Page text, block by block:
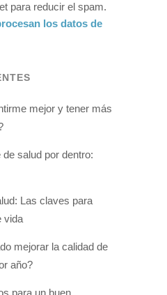
para reducir el spam.
los datos de
mejor y tener más
salud por dentro:
Las claves para
vida
mejorar la calidad de
año?